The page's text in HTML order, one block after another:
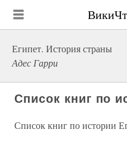
Египет. История страны
Адес Гарри
Список книг по
Список книг по истории